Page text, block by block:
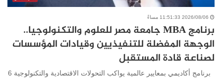
2026/08/06 11:51:33 مساءً
برنامج MBA جامعة مصر للعلوم والتكنولوجيا..
الوجهة المفضلة للتنفيذيين وقيادات المؤسسات
لصناعة قادة المستقبل
برنامج أكاديمي بمعايير عالمية يواكب التحولات الاقتصادية والتكنولوجية 6